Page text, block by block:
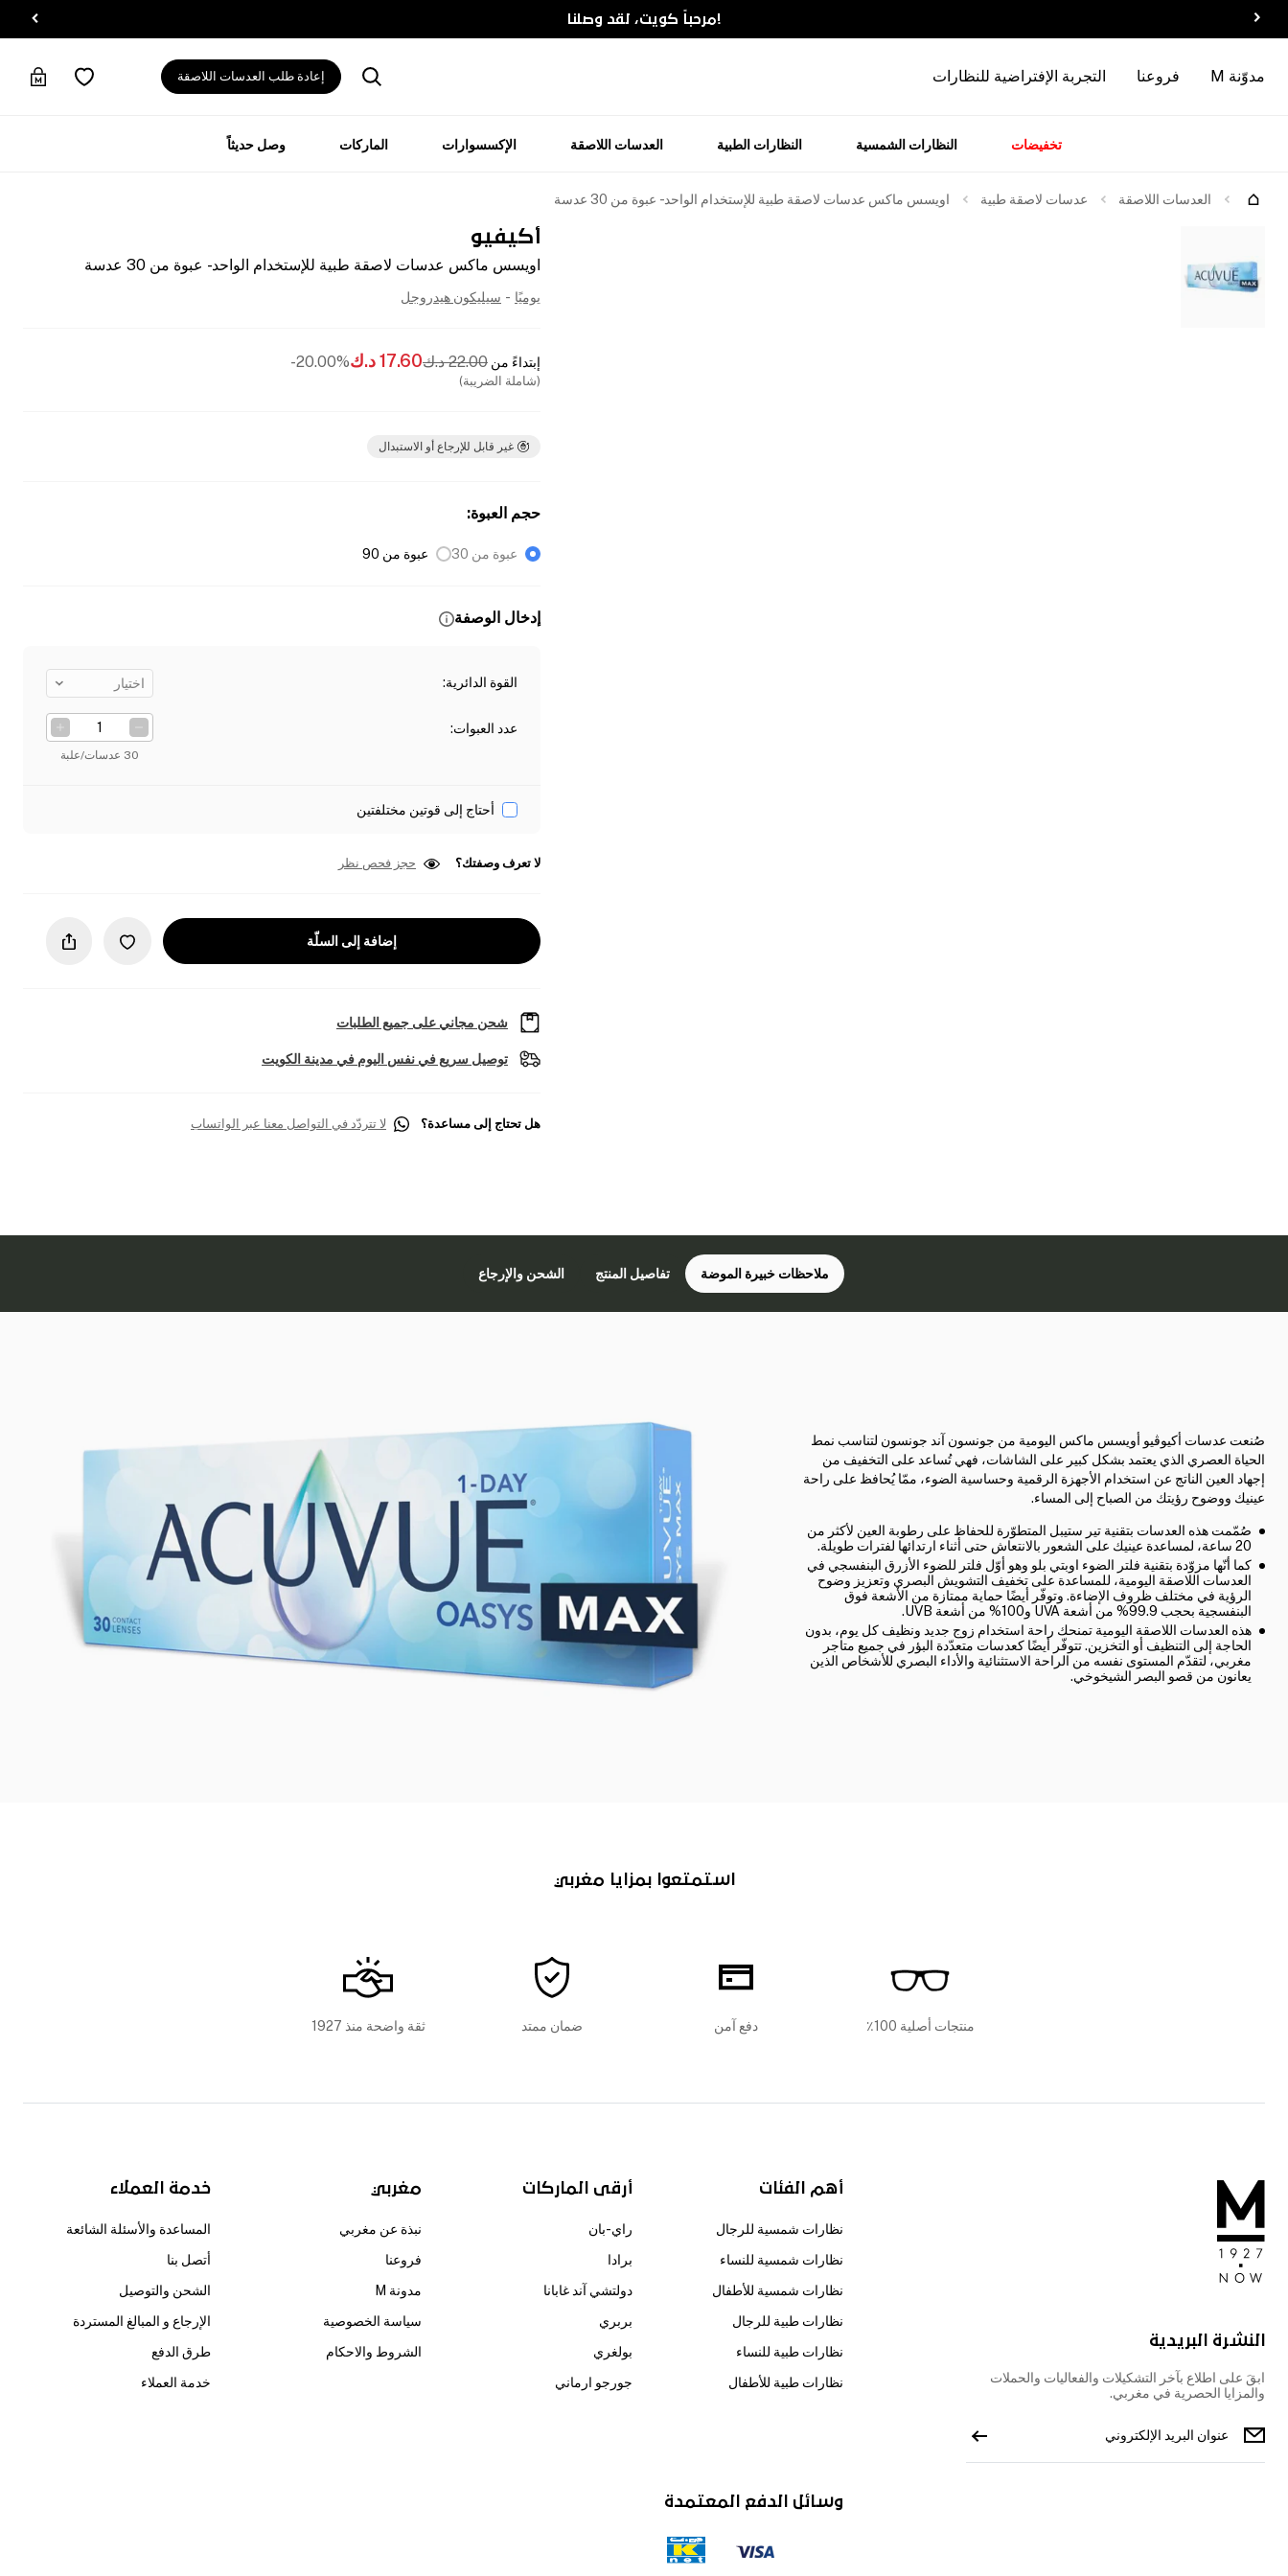
!مرحباً كويت، لقد وصلنا
مدوّنة M فروعنا التجربة الإفتراضية للنظارات إعادة طلب العدسات اللاصقة
تخفيضات النظارات الشمسية النظارات الطبية العدسات اللاصقة الإكسسوارات الماركات وصل حديثاً
العدسات اللاصقة عدسات لاصقة طبية اويسس ماكس عدسات لاصقة طبية للإستخدام الواحد - عبوة من 30 عدسة
أكيفيو
اويسس ماكس عدسات لاصقة طبية للإستخدام الواحد - عبوة من 30 عدسة
يوميًا - سيليكون هيدروجل
إبتداءً من 22.00 د.ك17.60د.ك20.00%-
(شاملة الضريبة)
غير قابل للإرجاع أو الاستبدال
حجم العبوة:
عبوة من 30 عبوة من 90
إدخال الوصفة
القوة الدائرية: اختيار
عدد العبوات:
30 عدسات/علبة
أحتاج إلى قوتين مختلفتين
لا تعرف وصفتك؟ حجز فحص نظر
إضافة إلى السلّة
شحن مجاني على جميع الطلبات
توصيل سريع في نفس اليوم في مدينة الكويت
هل تحتاج إلى مساعدة؟ لا تتردّد في التواصل معنا عبر الواتساب
ملاحظات خبيرة الموضة تفاصيل المنتج الشحن والإرجاع
صُنعت عدسات أكيوڤيو أويسس ماكس اليومية من جونسون آند جونسون لتناسب نمط
الحياة العصري الذي يعتمد بشكل كبير على الشاشات، فهي تُساعد على التخفيف من
إجهاد العين الناتج عن استخدام الأجهزة الرقمية وحساسية الضوء، ممّا يُحافظ على راحة
عينيك ووضوح رؤيتك من الصباح إلى المساء.
صُمّمت هذه العدسات بتقنية تير ستيبل المتطوّرة للحفاظ على رطوبة العين لأكثر من
20 ساعة، لمساعدة عينيك على الشعور بالانتعاش حتى أثناء ارتدائها لفترات طويلة.
كما أنّها مزوّدة بتقنية فلتر الضوء اوبتي بلو وهو أوّل فلتر للضوء الأزرق البنفسجي في
العدسات اللاصقة اليومية، للمساعدة على تخفيف التشويش البصري وتعزيز وضوح
الرؤية في مختلف ظروف الإضاءة. وتوفّر أيضًا حماية ممتازة من الأشعة فوق
البنفسجية بحجب 99.9% من أشعة UVA و100% من أشعة UVB.
هذه العدسات اللاصقة اليومية تمنحك راحة استخدام زوج جديد ونظيف كل يوم، بدون
الحاجة إلى التنظيف أو التخزين. تتوفّر أيضًا كعدسات متعدّدة البؤر في جميع متاجر
مغربي، لتقدّم المستوى نفسه من الراحة الاستثنائية والأداء البصري للأشخاص الذين
يعانون من قصو البصر الشيخوخي.
استمتعوا بمزايا مغربي
منتجات أصلية 100٪ دفع آمن ضمان ممتد ثقة واضحة منذ 1927
النشرة البريدية
ابقَ على اطلاع بآخر التشكيلات والفعاليات والحملات
والمزايا الحصرية في مغربي.
أهم الفئات
نظارات شمسية للرجال
نظارات شمسية للنساء
نظارات شمسية للأطفال
نظارات طبية للرجال
نظارات طبية للنساء
نظارات طبية للأطفال
أرقى الماركات
راي-بان
برادا
دولتشي آند غابانا
بربري
بولغري
جورجو ارماني
مغربي
نبذة عن مغربي
فروعنا
مدونة M
سياسة الخصوصية
الشروط والاحكام
خدمة العملاء
المساعدة والأسئلة الشائعة
أتصل بنا
الشحن والتوصيل
الإرجاع و المبالغ المستردة
طرق الدفع
خدمة العملاء
وسائل الدفع المعتمدة